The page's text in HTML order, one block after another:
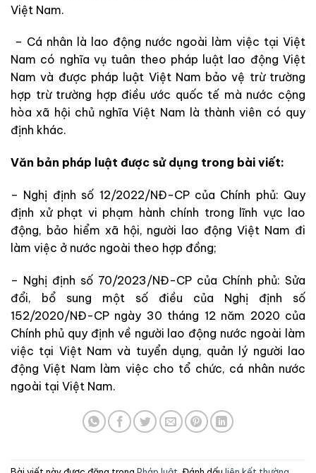
Việt Nam.
– Cá nhân là lao động nước ngoài làm việc tại Việt
Nam có nghĩa vụ tuân theo pháp luật lao động Việt
Nam và được pháp luật Việt Nam bảo vệ trừ trường
hợp trừ trường hợp điều ước quốc tế mà nước cộng
hòa xã hội chủ nghĩa Việt Nam là thành viên có quy
định khác.
Văn bản pháp luật được sử dụng trong bài viết:
– Nghị định số 12/2022/NĐ-CP của Chính phủ: Quy
định xử phạt vi phạm hành chính trong lĩnh vực lao
động, bảo hiểm xã hội, người lao động Việt Nam đi
làm việc ở nước ngoài theo hợp đồng;
– Nghị định số 70/2023/NĐ-CP của Chính phủ: Sửa
đổi, bổ sung một số điều của Nghị định số
152/2020/NĐ-CP ngày 30 tháng 12 năm 2020 của
Chính phủ quy định về người lao động nước ngoài làm
việc tại Việt Nam và tuyển dụng, quản lý người lao
động Việt Nam làm việc cho tổ chức, cá nhân nước
ngoài tại Việt Nam.